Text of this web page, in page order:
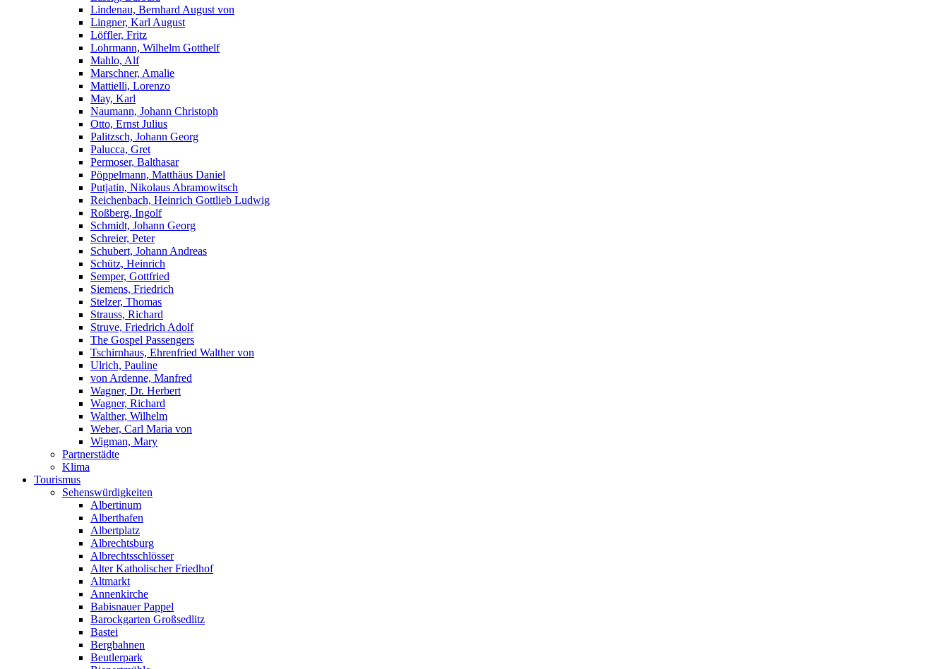
Lindenau, Bernhard August von
Lingner, Karl August
Löffler, Fritz
Lohrmann, Wilhelm Gotthelf
Mahlo, Alf
Marschner, Amalie
Mattielli, Lorenzo
May, Karl
Naumann, Johann Christoph
Otto, Ernst Julius
Palitzsch, Johann Georg
Palucca, Gret
Permoser, Balthasar
Pöppelmann, Matthäus Daniel
Putjatin, Nikolaus Abramowitsch
Reichenbach, Heinrich Gottlieb Ludwig
Roßberg, Ingolf
Schmidt, Johann Georg
Schreier, Peter
Schubert, Johann Andreas
Schütz, Heinrich
Semper, Gottfried
Siemens, Friedrich
Stelzer, Thomas
Strauss, Richard
Struve, Friedrich Adolf
The Gospel Passengers
Tschirnhaus, Ehrenfried Walther von
Ulrich, Pauline
von Ardenne, Manfred
Wagner, Dr. Herbert
Wagner, Richard
Walther, Wilhelm
Weber, Carl Maria von
Wigman, Mary
Partnerstädte
Klima
Tourismus
Sehenswürdigkeiten
Albertinum
Alberthafen
Albertplatz
Albrechtsburg
Albrechtsschlösser
Alter Katholischer Friedhof
Altmarkt
Annenkirche
Babisnauer Pappel
Barockgarten Großsedlitz
Bastei
Bergbahnen
Beutlerpark